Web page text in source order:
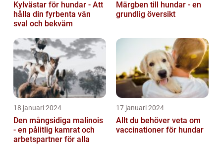
Kylvästar för hundar - Att
hålla din fyrbenta vän
sval och bekväm
Märgben till hundar - en
grundlig översikt
18 januari 2024
Den mångsidiga malinois
- en pålitlig kamrat och
arbetspartner för alla
17 januari 2024
Allt du behöver veta om
vaccinationer för hundar